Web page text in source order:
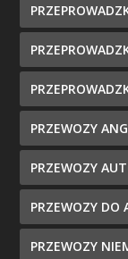
PRZEWOZY
PRZEWOZY
PRZEWOZY DO
PRZEWOZY